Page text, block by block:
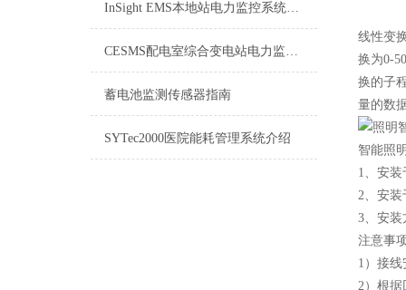
InSight EMS本地站电力监控系统：保障电力稳定供应的本地“卫士”
CESMS配电室综合变电站电力监控系统CESMS技术方案
蓄电池监测传感器指南
SYTec2000医院能耗管理系统介绍
线性变
换为0-
换的子
量的数
智能照
1、安装
2、安装
3、安装
注意事
1）接
2）根据